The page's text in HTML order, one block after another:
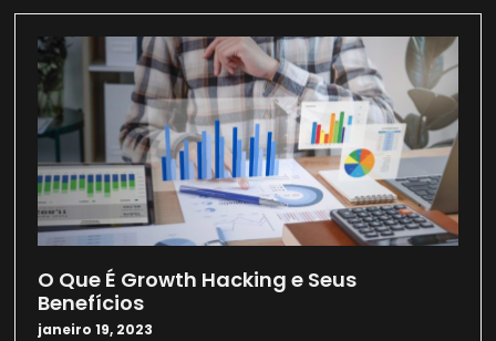
O Que É Growth Hacking e Seus
Benefícios
janeiro 19, 2023